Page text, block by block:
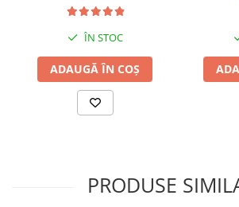
ÎN STOC
ADAUGĂ ÎN COȘ
PRODUSE